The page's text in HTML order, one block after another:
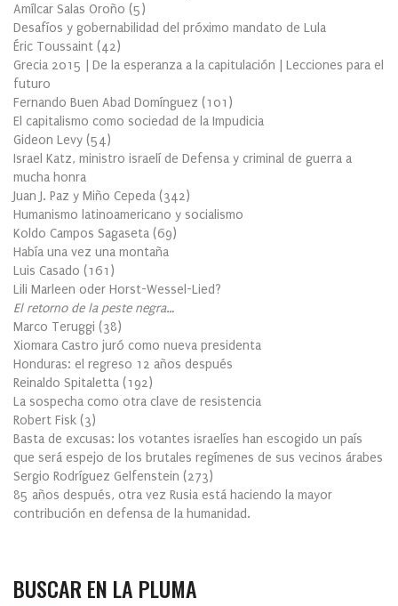
Amílcar Salas Oroño (5)
Desafíos y gobernabilidad del próximo mandato de Lula
Éric Toussaint (42)
Grecia 2015 | De la esperanza a la capitulación | Lecciones para el
futuro
Fernando Buen Abad Domínguez (101 )
El capitalismo como sociedad de la Impudicia
Gideon Levy (54)
Israel Katz, ministro israelí de Defensa y criminal de guerra a
mucha honra
Juan J. Paz y Miño Cepeda (342)
Humanismo latinoamericano y socialismo
Koldo Campos Sagaseta (69)
Había una vez una montaña
Luis Casado (161 )
Lili Marleen oder Horst-Wessel-Lied?
El retorno de la peste negra…
Marco Teruggi (38)
Xiomara Castro juró como nueva presidenta
Honduras: el regreso 12 años después
Reinaldo Spitaletta (192)
La sospecha como otra clave de resistencia
Robert Fisk (3)
Basta de excusas: los votantes israelíes han escogido un país
que será espejo de los brutales regímenes de sus vecinos árabes
Sergio Rodríguez Gelfenstein (273)
85 años después, otra vez Rusia está haciendo la mayor
contribución en defensa de la humanidad.
BUSCAR EN LA PLUMA